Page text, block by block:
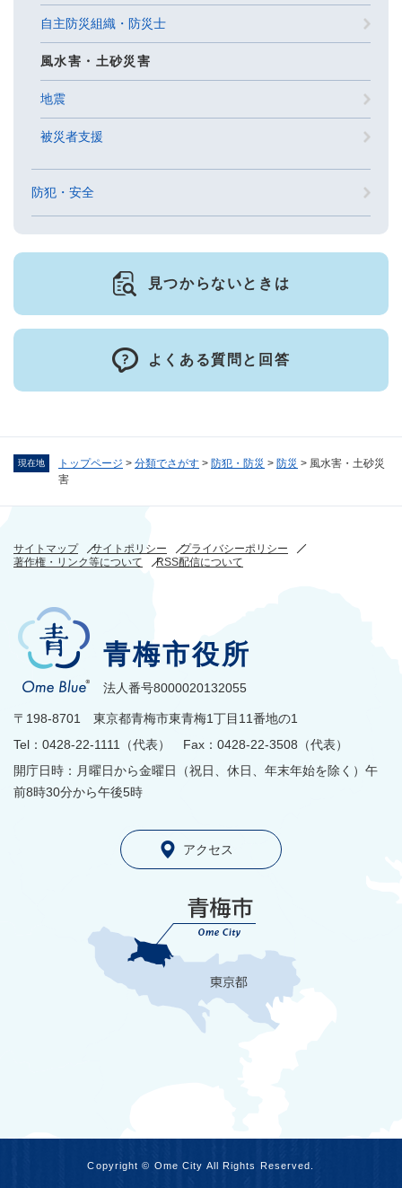
現在地 トップページ > 分類でさがす > 防犯・防災 > 防災 > 風水害・土砂災
害
自主防災組織・防災士
風水害・土砂災害
地震
被災者支援
防犯・安全
見つからないときは
よくある質問と回答
サイトマップ サイトポリシー
プライバシーポリシー
著作権・リンク等について
RSS配信について
青梅市役所
法人番号8000020132055
〒198-8701 東京都青梅市東青梅1丁目11番地の1
Tel：0428-22-1111（代表） Fax：0428-22-3508（代表）
開庁日時：月曜日から金曜日（祝日、休日、年末年始を除く）午
前8時30分から午後5時
アクセス
Copyright © Ome City All Rights Reserved.